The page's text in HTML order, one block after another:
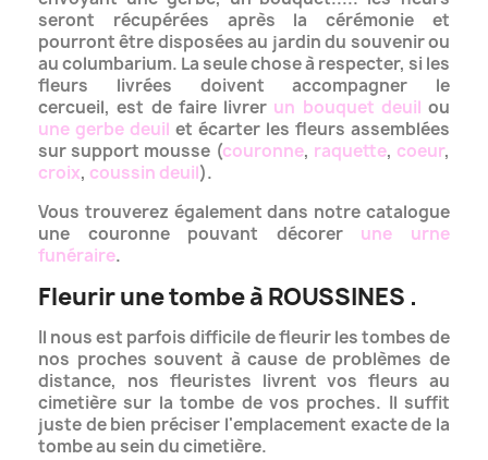
seront récupérées après la cérémonie et
pourront être disposées au jardin du souvenir ou
au columbarium. La seule chose à respecter, si les
fleurs livrées doivent accompagner le
cercueil, est de faire livrer un bouquet deuil ou
une gerbe deuil et écarter les fleurs assemblées
sur support mousse (couronne, raquette, coeur,
croix, coussin deuil).
Vous trouverez également dans notre catalogue
une couronne pouvant décorer une urne
funéraire.
Fleurir une tombe à ROUSSINES .
Il nous est parfois difficile de fleurir les tombes de
nos proches souvent à cause de problèmes de
distance, nos fleuristes livrent vos fleurs au
cimetière sur la tombe de vos proches. Il suffit
juste de bien préciser l'emplacement exacte de la
tombe au sein du cimetière.